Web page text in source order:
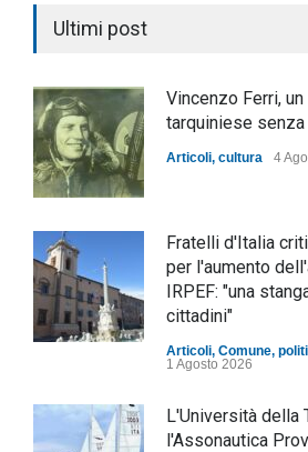
Ultimi post
Vincenzo Ferri, un
tarquiniese
Articoli, cultura 4
Fratelli d'Italia
per l'aumento
IRPEF: "una
cittadini"
Articoli, Comune,
1 Agosto 2026
L'Università della
l'Assonautica